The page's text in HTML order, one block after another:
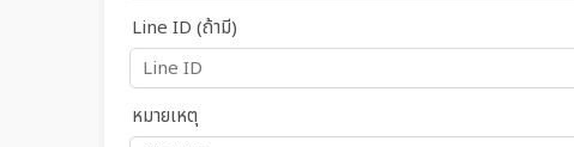
Line ID (ถ้ามี)
หมายเหตุ